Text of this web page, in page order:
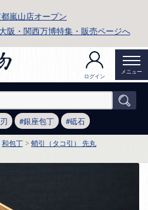
嵐山店オープン
阪・関西万博特集・販売ページへ
ログイン
メニュー
銀座包丁 砥石
和包丁
蛸引（タコ引） 先丸